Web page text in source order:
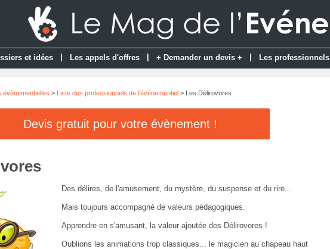
et idées Les appels d'offres + Demander un devis + Les professionnels
évènementielles > Liste des professionnels de l'évènementiel> Les Délirovores
Devis gratuit pour votre évènement !
Des délires, de l'amusement, du mystère, du suspense et du rire...
Mais toujours accompagné de valeurs pédagogiques.
Apprendre en s'amusant, la valeur ajoutée des Délirovores !
Oublions les animations trop classiques... le magicien au chapeau haut